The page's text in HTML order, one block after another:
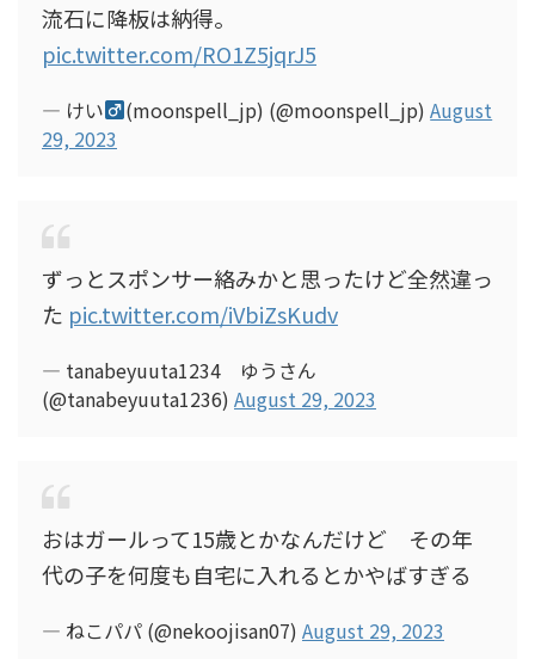
流石に降板は納得。
pic.twitter.com/RO1Z5jqrJ5
— けい (moonspell_jp) (@moonspell_jp)August
29, 2023
ずっとスポンサー絡みかと思ったけど全然違っ
た pic.twitter.com/iVbiZsKudv
— tanabeyuuta1234 ゆうさん
(@tanabeyuuta1236) August 29, 2023
おはガールって15歳とかなんだけど その年
代の子を何度も自宅に入れるとかやばすぎる
— ねこパパ (@nekoojisan07) August 29, 2023